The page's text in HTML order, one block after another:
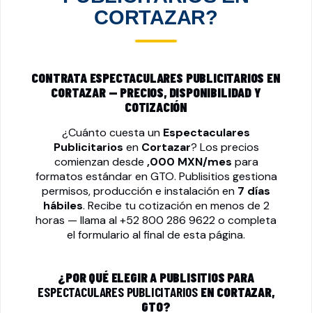
CORTAZAR?
CONTRATA ESPECTACULARES PUBLICITARIOS EN
CORTAZAR — PRECIOS, DISPONIBILIDAD Y
COTIZACIÓN
¿Cuánto cuesta un Espectaculares
Publicitarios en Cortazar? Los precios
comienzan desde ,000 MXN/mes para
formatos estándar en GTO. Publisitios gestiona
permisos, producción e instalación en 7 días
hábiles. Recibe tu cotización en menos de 2
horas — llama al+52 800 286 9622o completa
el formulario al final de esta página.
¿POR QUÉ ELEGIR A PUBLISITIOS PARA
ESPECTACULARES PUBLICITARIOS EN CORTAZAR,
GTO?